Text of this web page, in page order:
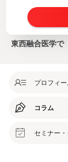
東西融合医学で
プロフィ
コラム
セミナー